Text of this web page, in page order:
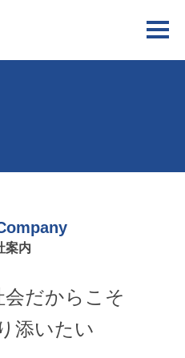
案内
だからこそ
添いたい